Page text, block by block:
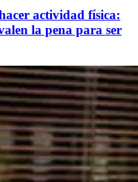
actividad física:
la pena para ser